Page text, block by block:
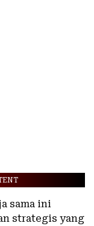
sama ini
strategis yang